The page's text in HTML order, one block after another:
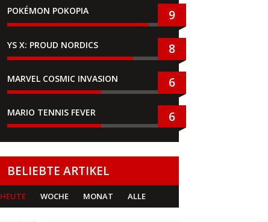
POKÉMON POKOPIA 9
YS X: PROUD NORDICS 8
MARVEL COSMIC INVASION 6
MARIO TENNIS FEVER 6
BELIEBTE ARTIKEL
HEUTE WOCHE MONAT ALLE